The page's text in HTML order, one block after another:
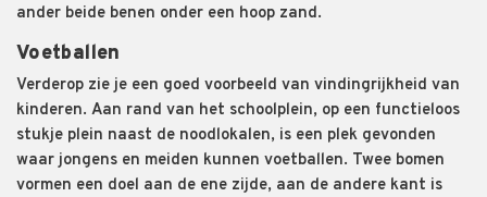
ander beide benen onder een hoop zand.
Voetballen
Verderop zie je een goed voorbeeld van vindingrijkheid van
kinderen. Aan rand van het schoolplein, op een functieloos
stukje plein naast de noodlokalen, is een plek gevonden
waar jongens en meiden kunnen voetballen. Twee bomen
vormen een doel aan de ene zijde, aan de andere kant is